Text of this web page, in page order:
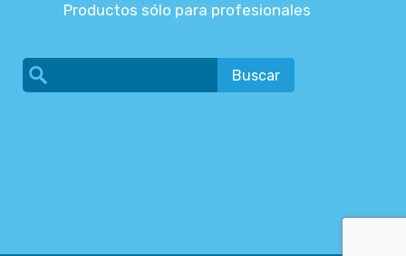
Productos sólo para profesionales
Buscar